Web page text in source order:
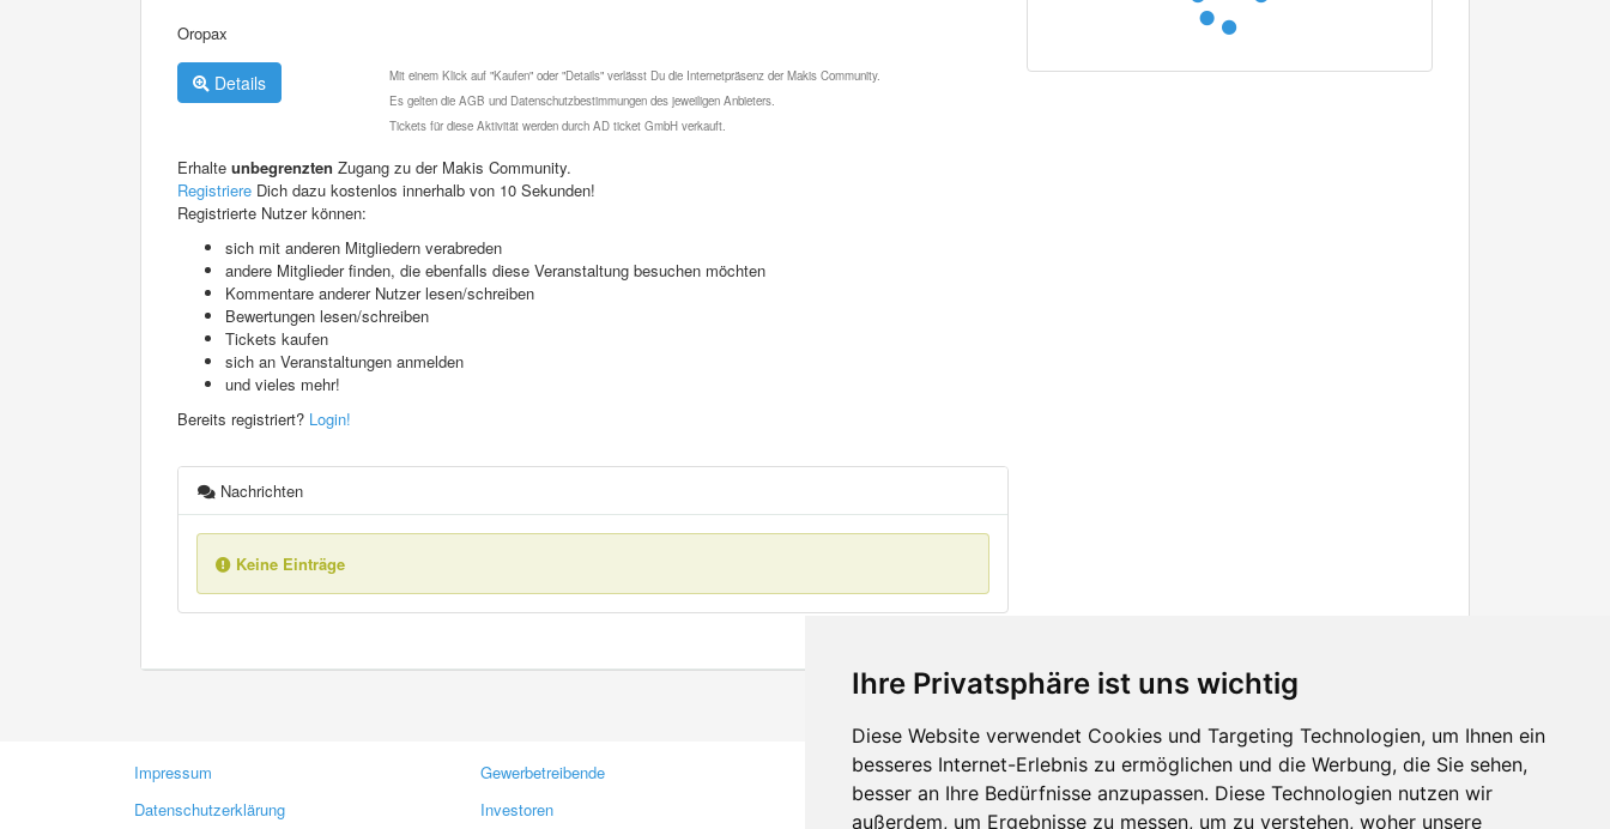
Ihre Privatsphäre ist uns wichtig
Diese Website verwendet Cookies und Targeting Technologien, um Ihnen ein
besseres Internet-Erlebnis zu ermöglichen und die Werbung, die Sie sehen,
besser an Ihre Bedürfnisse anzupassen. Diese Technologien nutzen wir
außerdem, um Ergebnisse zu messen, um zu verstehen, woher unsere
Oropax
Details
Mit einem Klick auf "Kaufen" oder "Details" verlässt Du die Internetpräsenz der Makis Community.
Es gelten die AGB und Datenschutzbestimmungen des jeweiligen Anbieters.
Tickets für diese Aktivität werden durch AD ticket GmbH verkauft.
Erhalte unbegrenzten Zugang zu der Makis Community.
Registriere Dich dazu kostenlos innerhalb von 10 Sekunden!
Registrierte Nutzer können:
sich mit anderen Mitgliedern verabreden
andere Mitglieder finden, die ebenfalls diese Veranstaltung besuchen möchten
Kommentare anderer Nutzer lesen/schreiben
Bewertungen lesen/schreiben
Tickets kaufen
sich an Veranstaltungen anmelden
und vieles mehr!
Bereits registriert? Login!
Nachrichten
Keine Einträge
Impressum
Datenschutzerklärung
Gewerbetreibende
Investoren
Kontakt
Feedback
Facebook
Twitter